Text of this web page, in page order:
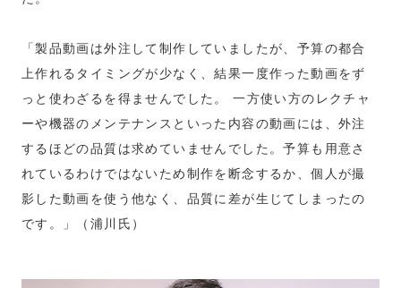
「製品動画は外注して制作していましたが、予算の都合
上作れるタイミングが少なく、結果一度作った動画をず
っと使わざるを得ませんでした。 一方使い方のレクチャ
ーや機器のメンテナンスといった内容の動画には、外注
するほどの品質は求めていませんでした。予算も用意さ
れているわけではないため制作を断念するか、個人が撮
影した動画を使う他なく、品質に差が生じてしまったの
です。」（浦川氏）